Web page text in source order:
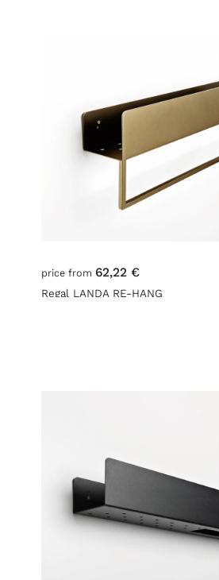
price from 62,22 €
Regal LANDA RE-HANG